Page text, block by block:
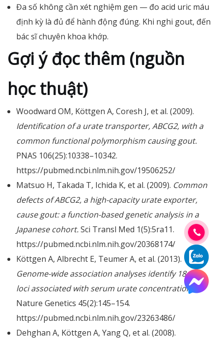
Đa số không cần xét nghiệm gen — đo acid uric máu
định kỳ là đủ để hành động đúng. Khi nghi gout, đến
bác sĩ chuyên khoa khớp.
Gợi ý đọc thêm (nguồn
học thuật)
Woodward OM, Köttgen A, Coresh J, et al. (2009).
Identification of a urate transporter, ABCG2, with a
common functional polymorphism causing gout.
PNAS 106(25):10338–10342.
https://pubmed.ncbi.nlm.nih.gov/19506252/
Matsuo H, Takada T, Ichida K, et al. (2009). Common
defects of ABCG2, a high-capacity urate exporter,
cause gout: a function-based genetic analysis in a
Japanese cohort.Sci Transl Med 1(5):5ra11.
https://pubmed.ncbi.nlm.nih.gov/20368174/
Köttgen A, Albrecht E, Teumer A, et al. (2013).
Genome-wide association analyses identify 18 new
loci associated with serum urate concentrations.
Nature Genetics 45(2):145–154.
https://pubmed.ncbi.nlm.nih.gov/23263486/
Dehghan A, Köttgen A, Yang Q, et al. (2008).